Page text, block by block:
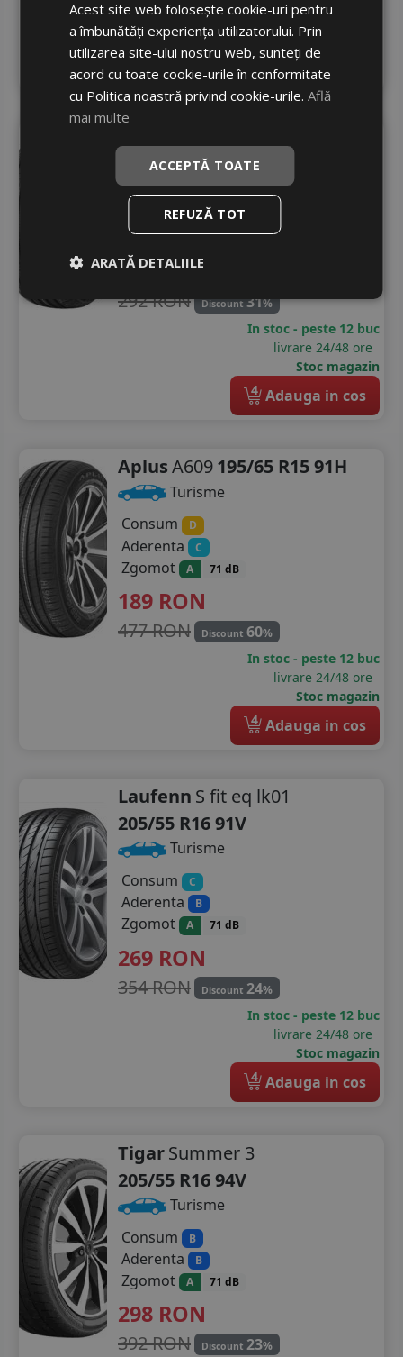
livrare 24/48 ore
Stoc magazin
4
Adauga in cos
Turisme
Consum D
Aderenta C
Zgomot A 71 dB
199RON
292 RON Discount31%
In stoc - peste 12 buc
livrare 24/48 ore
Stoc magazin
4 Adauga in cos
AplusA609195/65 R15 91H
Turisme
Consum
D
Aderenta C
Zgomot A 71 dB
189 RON
477 RON Discount 60%
In stoc - peste 12 buc
livrare 24/48 ore
Stoc magazin
4 Adauga in cos
Laufenn S fit eq lk01
205/55 R16 91V
Turisme
Consum
C
Aderenta B
Zgomot A 71 dB
269 RON
354 RON Discount 24%
In stoc - peste 12 buc
livrare 24/48 ore
Stoc magazin
4 Adauga in cos
TigarSummer 3
205/55 R16 94V
Turisme
Consum
B
Aderenta B
Zgomot A 71 dB
298 RON
392 RON Discount 23%
Acest site web folosește cookie-uri pentru
a îmbunătăți experiența utilizatorului. Prin
utilizarea site-ului nostru web, sunteți de
acord cu toate cookie-urile în conformitate
cu Politica noastră privind cookie-urile.Află
mai multe
ACCEPTĂ TOATE
REFUZĂ TOT
ARATĂ DETALIILE